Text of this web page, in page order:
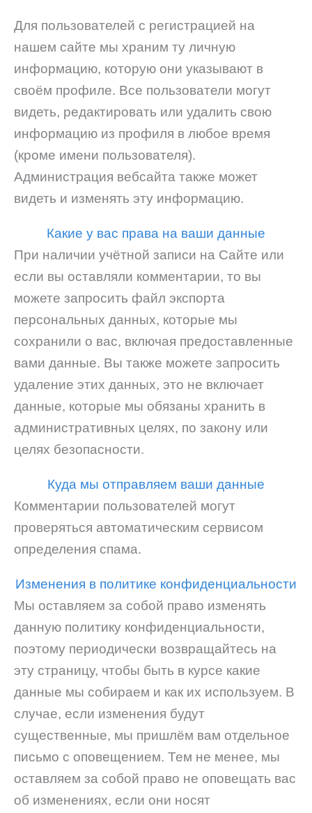
Для пользователей с регистрацией на
нашем сайте мы храним ту личную
информацию, которую они указывают в
своём профиле. Все пользователи могут
видеть, редактировать или удалить свою
информацию из профиля в любое время
(кроме имени пользователя).
Администрация вебсайта также может
видеть и изменять эту информацию.
Какие у вас права на ваши данные
При наличии учётной записи на Сайте или
если вы оставляли комментарии, то вы
можете запросить файл экспорта
персональных данных, которые мы
сохранили о вас, включая предоставленные
вами данные. Вы также можете запросить
удаление этих данных, это не включает
данные, которые мы обязаны хранить в
административных целях, по закону или
целях безопасности.
Куда мы отправляем ваши данные
Комментарии пользователей могут
проверяться автоматическим сервисом
определения спама.
Изменения в политике конфиденциальности
Мы оставляем за собой право изменять
данную политику конфиденциальности,
поэтому периодически возвращайтесь на
эту страницу, чтобы быть в курсе какие
данные мы собираем и как их используем. В
случае, если изменения будут
существенные, мы пришлём вам отдельное
письмо с оповещением. Тем не менее, мы
оставляем за собой право не оповещать вас
об изменениях, если они носят